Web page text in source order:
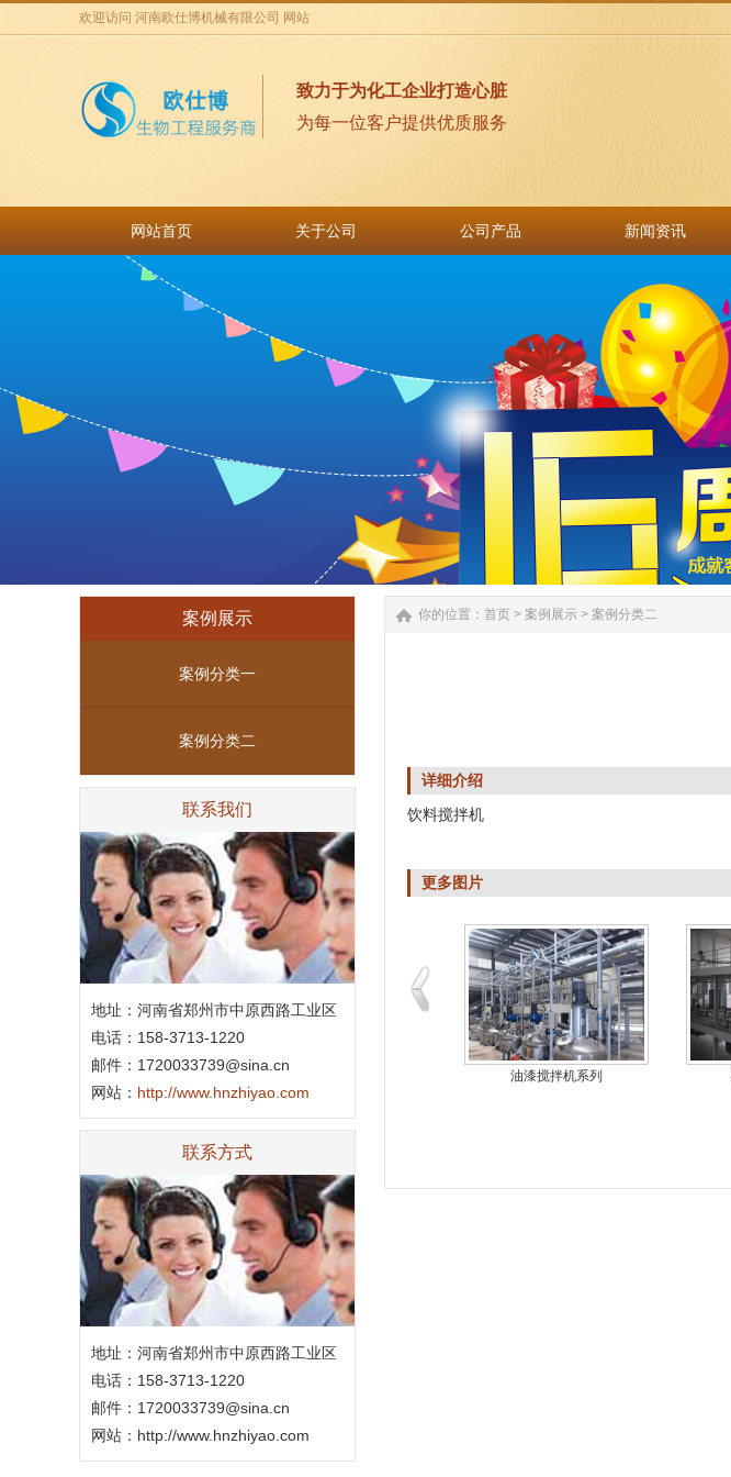
欢迎访问 河南欧仕博机械有限公司 网站
致力于为化工企业打造心脏
为每一位客户提供优质服务
网站首页 关于公司 公司产品
新闻资讯
新闻资讯
案例展示
案例分类一
案例分类二
联系我们
地址：河南省郑州市中原西路工业区
电话：158-3713-1220
邮件：1720033739@sina.cn
网站： http://www.hnzhiyao.com
联系方式
地址：河南省郑州市中原西路工业区
电话：158-3713-1220
邮件：1720033739@sina.cn
网站： http://www.hnzhiyao.com
你的位置： 首页 > 案例展示 > 案例分类二
详细介绍
饮料搅拌机
更多图片
果酱搅拌机 油漆搅拌机系列